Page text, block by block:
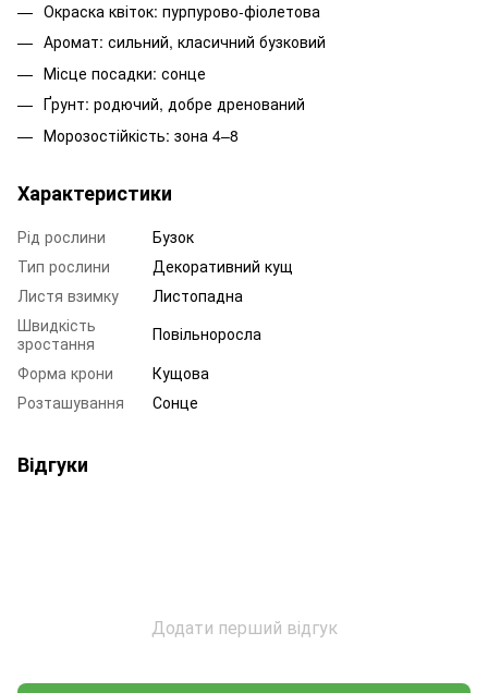
Окраска квіток: пурпурово-фіолетова
Аромат: сильний, класичний бузковий
Місце посадки: сонце
Ґрунт: родючий, добре дренований
Морозостійкість: зона 4–8
Характеристики
Рід рослини
Бузок
Тип рослини
Декоративний кущ
Листя взимку
Листопадна
Швидкість
зростання
Повільноросла
Форма крони
Кущова
Розташування
Сонце
Відгуки
Додати перший відгук